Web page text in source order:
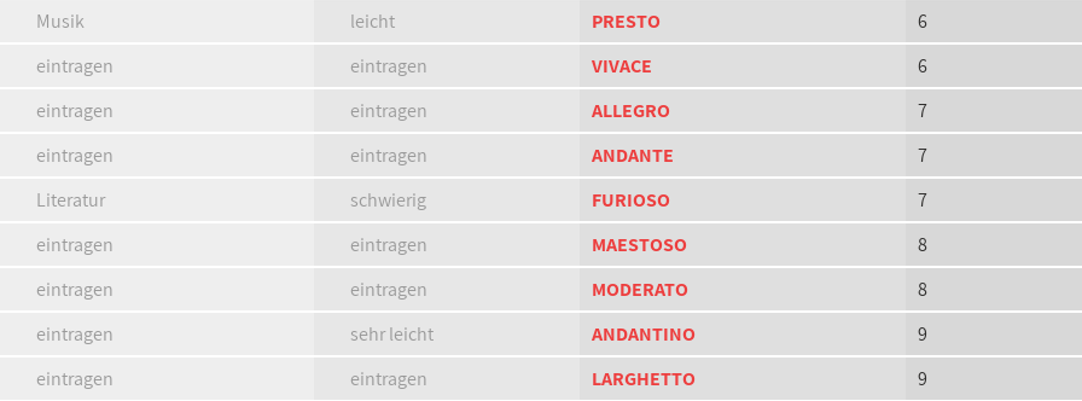
Musik
leicht PRESTO
6
eintragen
eintragen VIVACE
6
eintragen
eintragen ALLEGRO
7
eintragen
eintragen ANDANTE
7
Literatur
schwierig FURIOSO
7
eintragen
eintragen MAESTOSO
8
eintragen
eintragen MODERATO
8
eintragen
sehr leicht ANDANTINO
9
eintragen
eintragen LARGHETTO
9